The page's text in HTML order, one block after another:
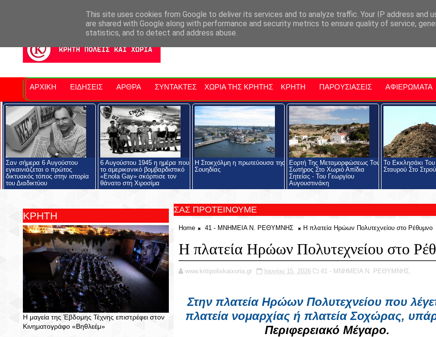
Νομός Λασιθίου Αγαπάμε Ρέθυμνο Επαρχία Μαλεβιζίου Εκδηλώσεις Στην Κρήτη Kriti Traveller
ΑΡΧΙΚΗ ΕΙΔΗΣΕΙΣ ΑΡΘΡΑ ΣΥΝΤΑΚΤΕΣ ΧΩΡΙΑ ΤΗΣ ΚΡΗΤΗΣ ΚΡΗΤΗ ΠΑΡΟΥΣΙΑΣΕΙΣ ΑΦΙΕΡΩΜΑΤΑ
Σαν σήμερα 6 Αυγούστου
εγκαινιάζεται ο πρώτος
δικτυακός τόπος στην ιστορία
του Διαδικτύου
6 Αυγούστου 1945 η ημέρα που
το αμερικανικό βομβαρδιστικό
«Enola Gay» σκόρπισε τον
θάνατο στη Χιροσίμα
Η Στοκχόλμη η πρωτεύουσα της
Σουηδίας
Εορτή Της Μεταμορφώσεως Του
Σωτήρος Στο Χωριό Απίδια
Σητείας - Του Γεωργίου
Αυγουστινάκη
Το Εκκλησάκι Του
Σταυρού Στο
ΚΡΗΤΗ
Η μαγεία της Έβδομης Τέχνης επιστρέφει στον
Κινηματογράφο «Βηθλεέμ»
ΣΑΣ ΠΡΟΤΕΙΝΟΥΜΕ
Home 41 - ΜΝΗΜΕΙΑ Ν. ΡΕΘΥΜΝΗΣ Η πλατεία Ηρώων Πολυτεχνείου στο Ρέθυμνο
Η πλατεία Ηρώων Πολυτεχνείου στο
www.kritipoliskaixoria.gr Ιουνίου 15, 2026 41 - ΜΝΗΜΕΙΑ Ν. ΡΕΘΥΜΝΗΣ,
Στην πλατεία Ηρώων Πολυτεχνείου που
πλατεία νομαρχίας ή πλατεία Σοχώρας,
Περιφερειακό Μέγαρο.
This site uses cookies from Google to deliver its services and to analyze traffic. Your IP address and
are shared with Google along with performance and security metrics to ensure quality of service,
statistics, and to detect and address abuse.